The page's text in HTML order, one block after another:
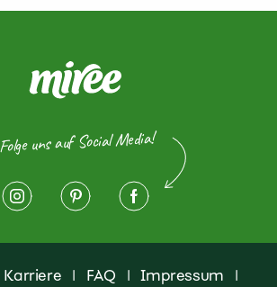
Folge uns auf Social Media!
Karriere | FAQ | Impressum
|